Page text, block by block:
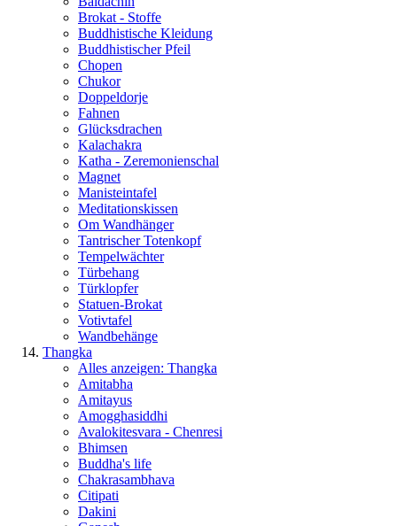
Brokat - Stoffe
Buddhistische Kleidung
Buddhistischer Pfeil
Chopen
Chukor
Doppeldorje
Fahnen
Glücksdrachen
Kalachakra
Katha - Zeremonienschal
Magnet
Manisteintafel
Meditationskissen
Om Wandhänger
Tantrischer Totenkopf
Tempelwächter
Türbehang
Türklopfer
Statuen-Brokat
Votivtafel
Wandbehänge
Thangka
Alles anzeigen: Thangka
Amitabha
Amitayus
Amogghasiddhi
Avalokitesvara - Chenresi
Bhimsen
Buddha's life
Chakrasambhava
Citipati
Dakini